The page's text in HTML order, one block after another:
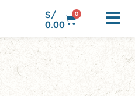
S/
0.00
0